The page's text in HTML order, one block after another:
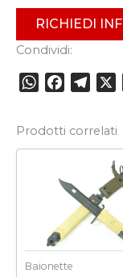
RICHIEDI
Condividi:
WhatsApp
Prodotti correlati
Baionette